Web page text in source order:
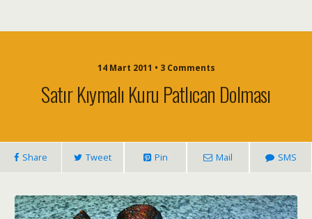
14 Mart 2011 • 3 Comments
Satır Kıymalı Kuru Patlıcan Dolması
Share Tweet Pin Mail SMS